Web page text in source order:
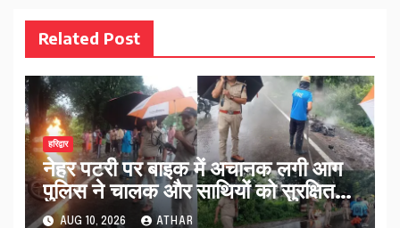
Related Post
हरिद्वार
नेहर पटरी पर बाइक में अचानक लगी आग
पुलिस ने चालक और साथियों को सुरक्षित
हटाया…
AUG 10, 2026 ATHAR